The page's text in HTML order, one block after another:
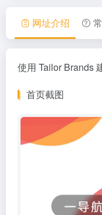
网址介绍
使用 Tailor Brands
首页截图